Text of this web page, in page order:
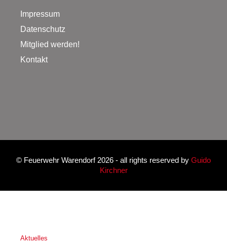
Impressum
Datenschutz
Mitglied werden!
Kontakt
© Feuerwehr Warendorf 2026 - all rights reserved by Guido
Kirchner
Aktuelles